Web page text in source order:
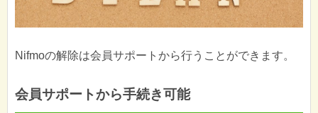
Nifmoの解除は会員サポートから行うことができます。
会員サポートから手続き可能